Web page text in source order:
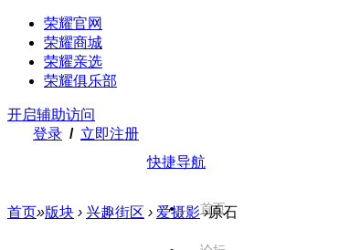
荣耀官网
荣耀商城
荣耀亲选
荣耀俱乐部
开启辅助访问
登录 / 立即注册
快捷导航
首页
首页»版块 › 兴趣街区 › 爱摄影 ›原石